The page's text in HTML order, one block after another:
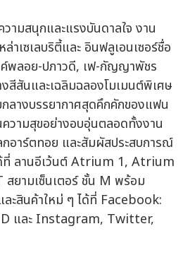
ามสนุกและแรงบันดาลใจ งาน
าเซเลบริตี้และ อินฟลูเอนเซอร์ชื่อ
พลอย-ปภาวดี, เฟ-กัญญาพัชร
สีสันและเฉลิมฉลองโมเมนต์พิเศษ
ลางบรรยากาศสุดคึกคักของแฟน
วามสุขอย่างอบอุ่นตลอดทั้งงาน
อาร์ตทอย และสัมผัสประสบการณ์
ที่ ลานอีเว้นต์ Atrium 1, Atrium
สยามเซ็นเตอร์ ชั้น M พร้อม
ะสินค้าใหม่ ๆ ได้ที่ Facebook:
และ Instagram, Twitter,